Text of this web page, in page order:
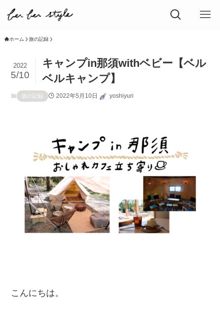
ホーム 旅の記録
キャンプin那須withベビー【ベル
ベルキャンプ】
2022
5/10
旅の記録 2022年5月10日 yoshiyuri
こんにちは。